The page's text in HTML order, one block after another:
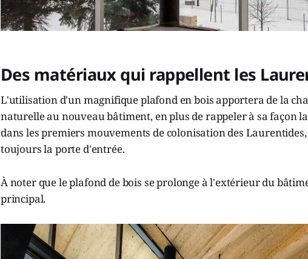
Des matériaux qui rappellent les
L'utilisation d'un magnifique plafond en bois apportera de la
naturelle au nouveau bâtiment, en plus de rappeler à sa façon
dans les premiers mouvements de colonisation des
toujours la porte d'entrée.
À noter que le plafond de bois se prolonge à l'extérieur du
principal.